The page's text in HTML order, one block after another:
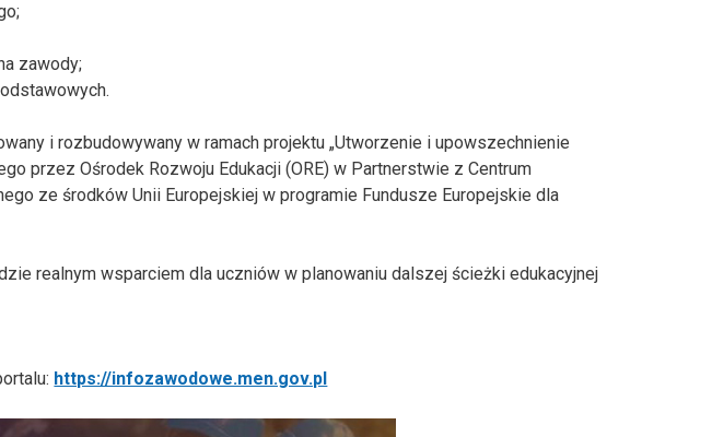
zawody;
i rozbudowywany w ramach projektu „Utworzenie i upowszechnienie
przez Ośrodek Rozwoju Edukacji (ORE) w Partnerstwie z Centrum
ze środków Unii Europejskiej w programie Fundusze Europejskie dla
realnym wsparciem dla uczniów w planowaniu dalszej ścieżki edukacyjnej
https://infozawodowe.men.gov.pl